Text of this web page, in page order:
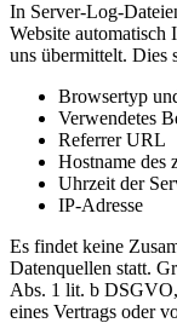
In Server-Log-
Website automatisch
uns übermittelt. Dies
Browsertyp
Verwendetes
Referrer URL
Hostname des
Uhrzeit der
IP-Adresse
Es findet keine
Datenquellen statt.
Abs. 1 lit. b
eines Vertrags oder